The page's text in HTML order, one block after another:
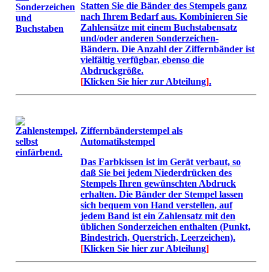
Statten Sie die Bänder des Stempels ganz
nach Ihrem Bedarf aus. Kombinieren Sie
Zahlensätze mit einem Buchstabensatz
und/oder anderen Sonderzeichen-
Bändern. Die Anzahl der Ziffernbänder ist
vielfältig verfügbar, ebenso die
Abdruckgröße.
[Klicken Sie hier zur Abteilung].
Ziffernbänderstempel als
Automatikstempel
Das Farbkissen ist im Gerät verbaut, so
daß Sie bei jedem Niederdrücken des
Stempels Ihren gewünschten Abdruck
erhalten. Die Bänder der Stempel lassen
sich bequem von Hand verstellen, auf
jedem Band ist ein Zahlensatz mit den
üblichen Sonderzeichen enthalten (Punkt,
Bindestrich, Querstrich, Leerzeichen).
[Klicken Sie hier zur Abteilung]